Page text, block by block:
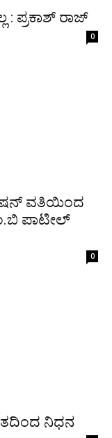
: ಪ್ರಕಾಶ್ ರಾಜ್
0
ವತಿಯಿಂದ
ಪಾಟೀಲ್
0
ನಿಧನ